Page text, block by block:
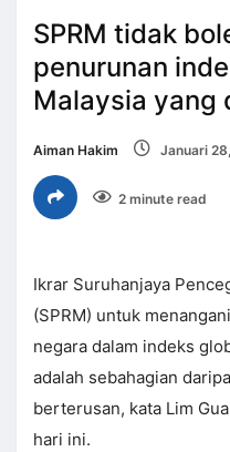
SPRM tidak
penurunan
Malaysia yang
Aiman Hakim Januari
2 minute read
Ikrar Suruhanjaya
(SPRM) untuk
negara dalam indeks
adalah sebahagian
berterusan, kata Lim
hari ini.